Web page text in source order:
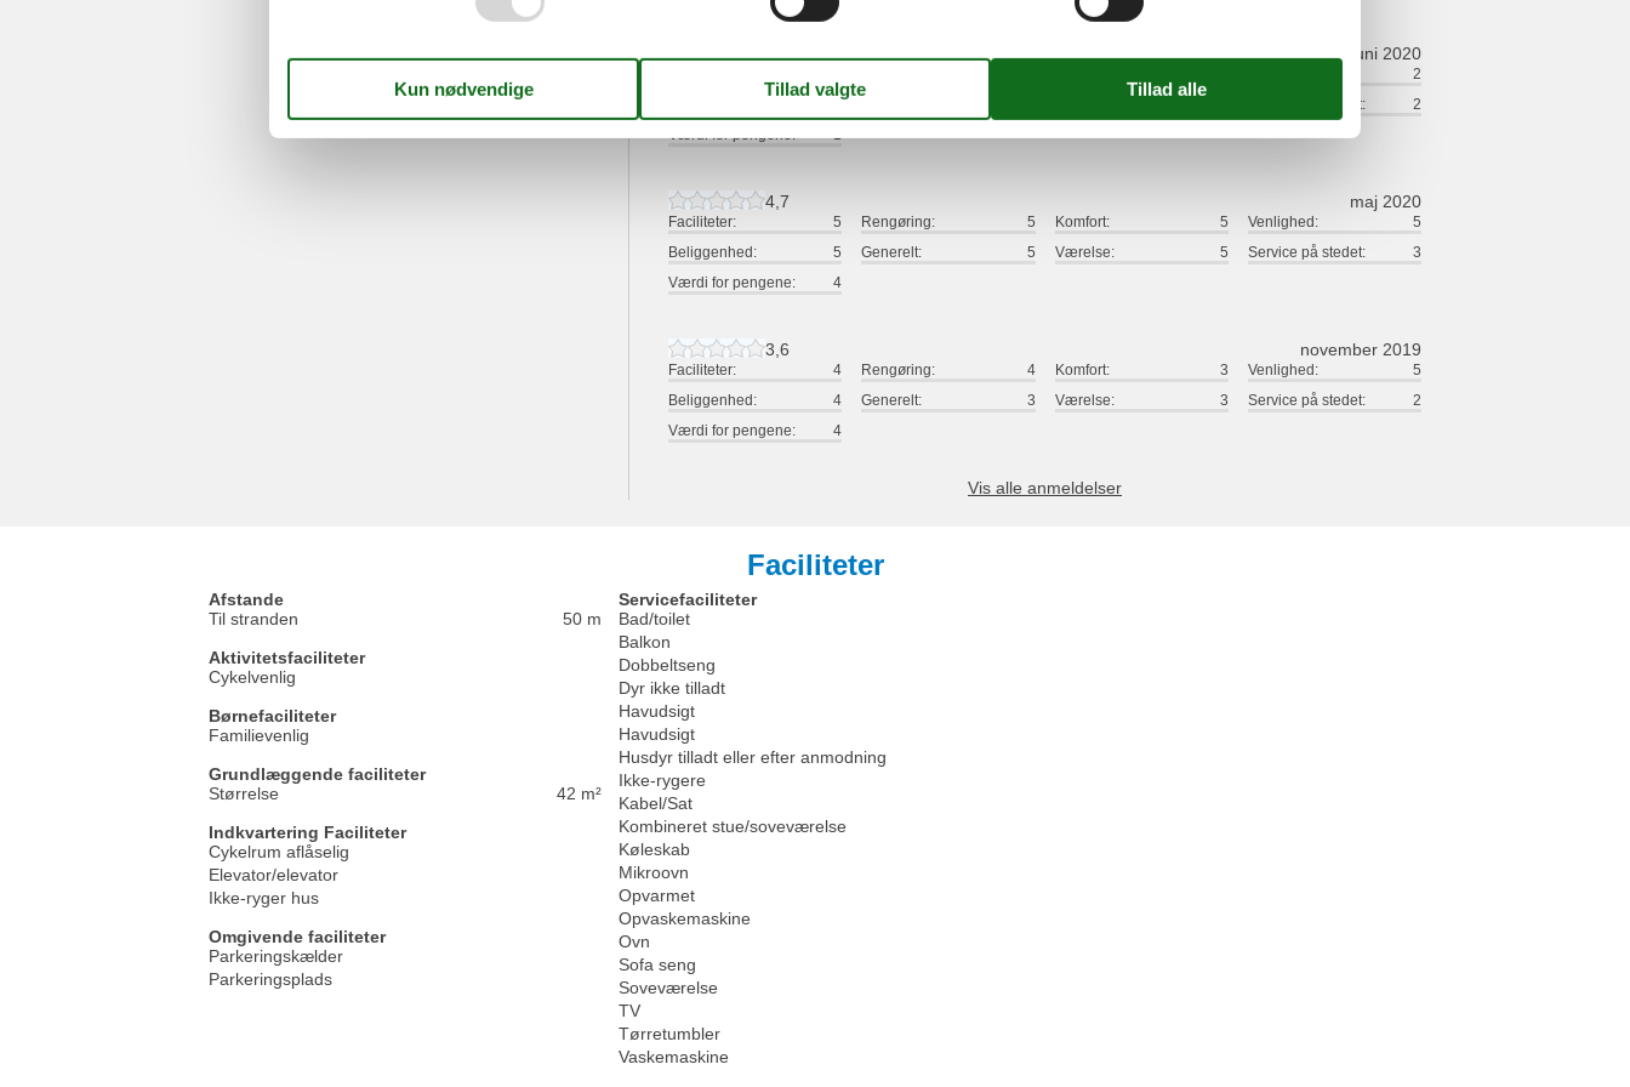
1,7 juni 2020
2
3 Service på stedet:
2
Værdi for pengene:
1
4,7 maj 2020
Faciliteter: 5 Rengøring: 5 Komfort: 5 Venlighed:
5
Beliggenhed:
5 Generelt: 5 Værelse: 5 Service på stedet:
3
Værdi for pengene:
4
3,6 november 2019
Faciliteter: 4 Rengøring: 4 Komfort: 3 Venlighed:
5
Beliggenhed:
4 Generelt: 3 Værelse: 3 Service på stedet:
2
Værdi for pengene:
4
Vis alle anmeldelser
Faciliteter
Afstande
Til stranden
50 m
Aktivitetsfaciliteter
Cykelvenlig
Børnefaciliteter
Familievenlig
Grundlæggende faciliteter
Størrelse
42 m²
Indkvartering Faciliteter
Cykelrum aflåselig
Elevator/elevator
Ikke-ryger hus
Omgivende faciliteter
Parkeringskælder
Parkeringsplads
Servicefaciliteter
Bad/toilet
Balkon
Dobbeltseng
Dyr ikke tilladt
Havudsigt
Havudsigt
Husdyr tilladt eller efter anmodning
Ikke-rygere
Kabel/Sat
Kombineret stue/soveværelse
Køleskab
Mikroovn
Opvarmet
Opvaskemaskine
Ovn
Sofa seng
Soveværelse
TV
Tørretumbler
Vaskemaskine